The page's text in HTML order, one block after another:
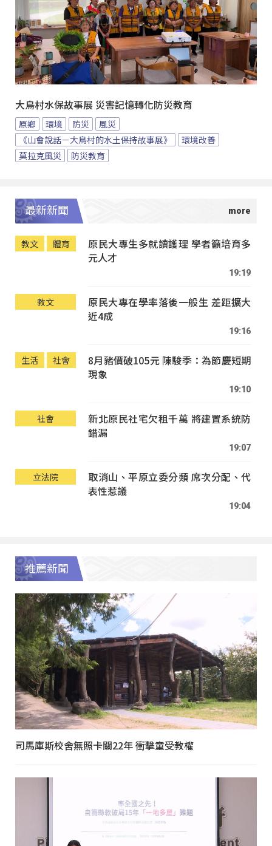
大鳥村水保故事展 災害記憶轉化防災教育
原鄉 環境 防災
風災
《山會說話－大鳥村的水土保持故事展》
環境改善
莫拉克風災
防災教育
最新新聞
教文 體育
原民大專生多就讀護理 學者籲培育多
元人才
19:19
教文
原民大專在學率落後一般生 差距擴大
近4成
19:16
生活 社會
8月豬價破105元 陳駿季：為節慶短期
現象
19:10
社會
新北原民社宅欠租千萬 將建置系統防
錯漏
19:07
立法院
取消山、平原立委分類 席次分配、代
表性惹議
19:04
推薦新聞
司馬庫斯校舍無照卡關22年 衝擊童受教權